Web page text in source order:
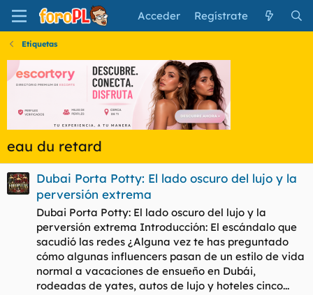
Acceder Regístrate
Etiquetas
eau du retard
Dubai Porta Potty: El lado oscuro del lujo y la
perversión extrema
Dubai Porta Potty: El lado oscuro del lujo y la
perversión extrema Introducción: El escándalo que
sacudió las redes ¿Alguna vez te has preguntado
cómo algunas influencers pasan de un estilo de vida
normal a vacaciones de ensueño en Dubái,
rodeadas de yates, autos de lujo y hoteles cinco...